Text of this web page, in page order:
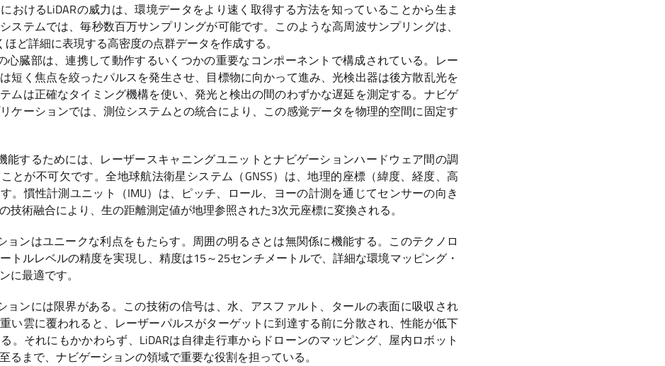
おけるLiDARの威力は、環境データをより速く取得する方法を知っていることから生ま
ステムでは、毎秒数百万サンプリングが可能です。このような高周波サンプリングは、
ど詳細に表現する高密度の点群データを作成する。
心臓部は、連携して動作するいくつかの重要なコンポーネントで構成されている。レー
短く焦点を絞ったパルスを発生させ、目標物に向かって進み、光検出器は後方散乱光を
ムは正確なタイミング機構を使い、発光と検出の間のわずかな遅延を測定する。ナビゲ
ケーションでは、測位システムとの統合により、この感覚データを物理的空間に固定す
能するためには、レーザースキャニングユニットとナビゲーションハードウェア間の調
とが不可欠です。全地球航法衛星システム（GNSS）は、地理的座標（緯度、経度、高
。慣性計測ユニット（IMU）は、ピッチ、ロール、ヨーの計測を通じてセンサーの向き
技術融合により、生の距離測定値が地理参照された3次元座標に変換される。
ョンはユニークな利点をもたらす。周囲の明るさとは無関係に機能する。このテクノロ
トルレベルの精度を実現し、精度は15～25センチメートルで、詳細な環境マッピング・
に最適です。
ョンには限界がある。この技術の信号は、水、アスファルト、タールの表面に吸収され
い雲に覆われると、レーザーパルスがターゲットに到達する前に分散され、性能が低下
。それにもかかわらず、LiDARは自律走行車からドローンのマッピング、屋内ロボット
るまで、ナビゲーションの領域で重要な役割を担っている。